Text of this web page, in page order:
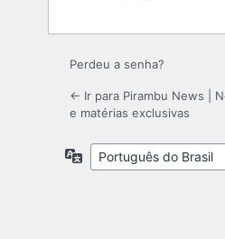
Perdeu a senha?
← Ir para Pirambu News |
e matérias exclusivas
Idioma